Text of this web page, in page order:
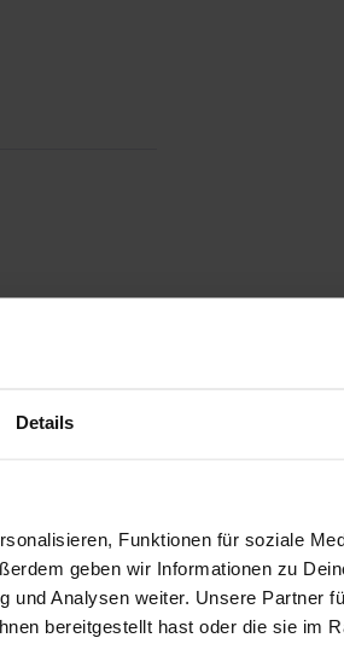
Details
Funktionen für soziale
geben wir Informationen zu
und Analysen weiter. Unsere Partner
bereitgestellt hast oder die sie im